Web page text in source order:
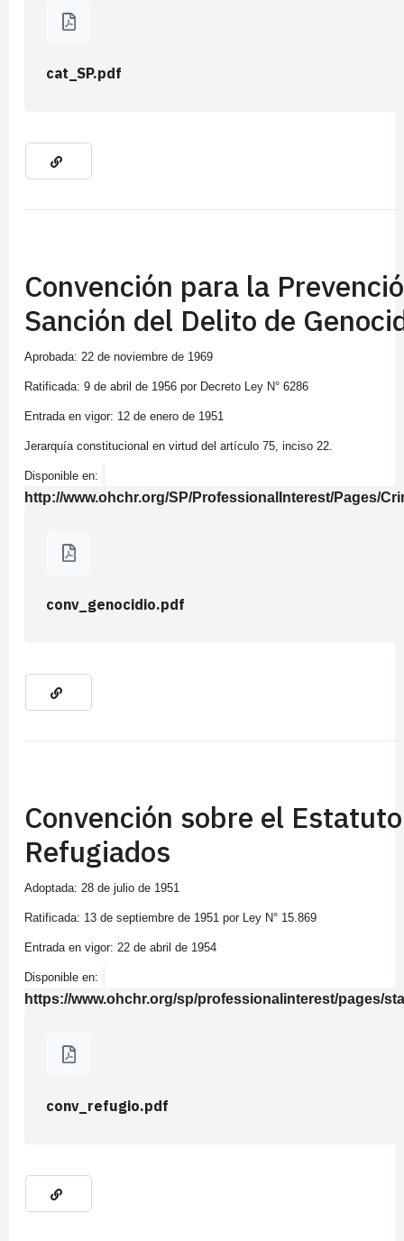
cat_SP.pdf
Convención para la
Sanción del Delito de
Aprobada: 22 de noviembre de 1969
Ratificada: 9 de abril de 1956 por Decreto Ley N° 6286
Entrada en vigor: 12 de enero de 1951
Jerarquía constitucional en virtud del artículo 75, inciso 22.
Disponible en:
http://www.ohchr.org/SP/ProfessionalInterest/Pages/
conv_genocidio.pdf
Convención sobre el
Refugiados
Adoptada: 28 de julio de 1951
Ratificada: 13 de septiembre de 1951 por Ley N° 15.869
Entrada en vigor: 22 de abril de 1954
Disponible en:
https://www.ohchr.org/sp/professionalinterest/pages/
conv_refugio.pdf